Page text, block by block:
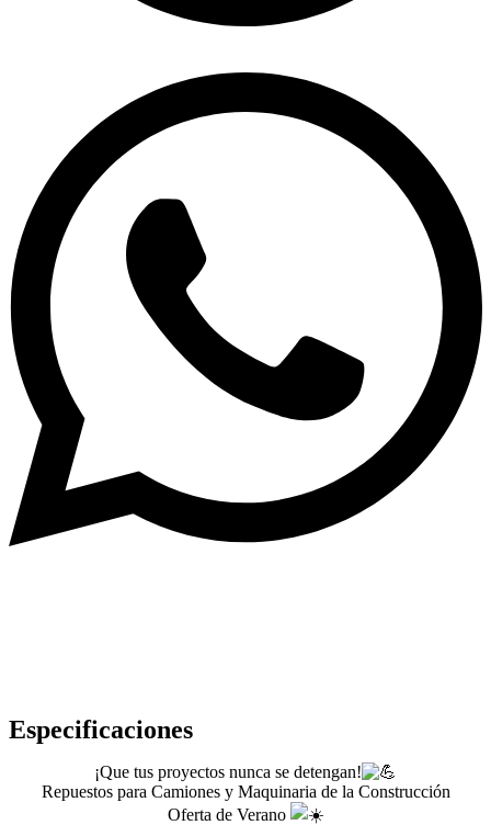
Especificaciones
¡Que tus proyectos nunca se detengan!
Repuestos para Camiones y Maquinaria de la Construcción
Oferta de Verano